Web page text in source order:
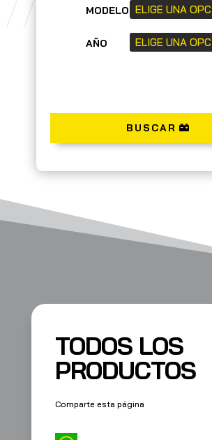
MODELO
AÑO
BUSCAR
TODOS LOS
PRODUCTOS
Comparte esta página